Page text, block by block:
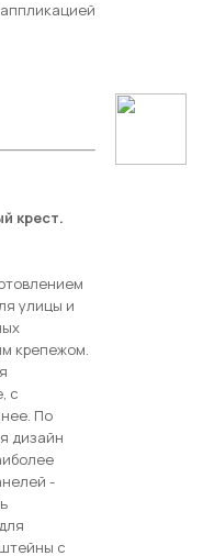
крест.
улицы и
крепежом.
c
По
дизайн
-
с